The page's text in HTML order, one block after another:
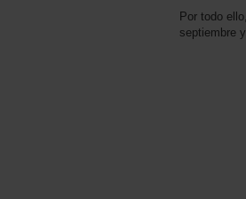
Por todo
septiembre